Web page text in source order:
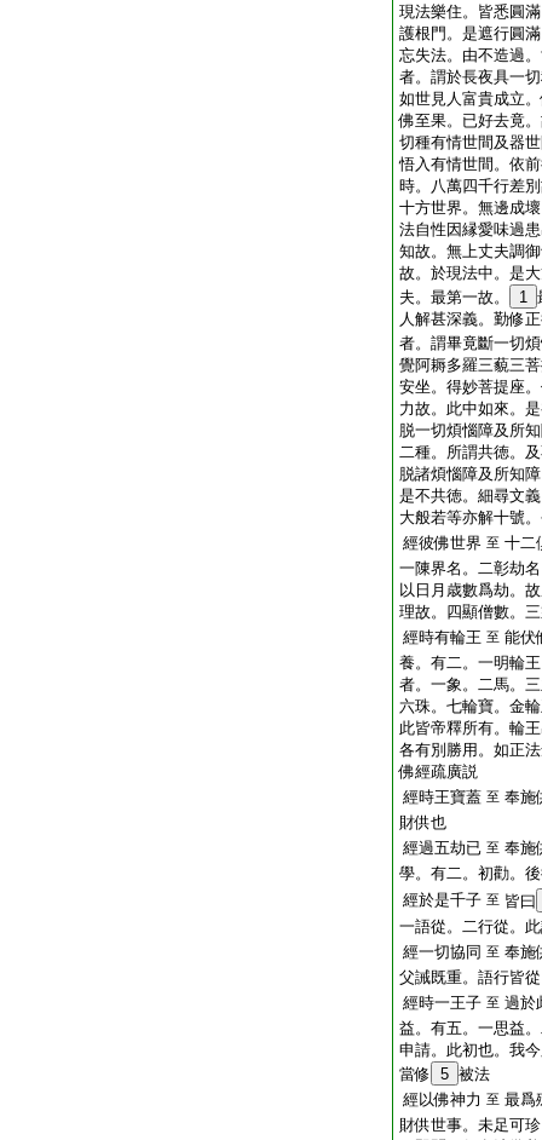
現法樂住。皆悉圓
護根門。是遮行圓
忘失法。由不造過
者。謂於長夜具一
如世見人富貴成立
佛至果。已好去竟
切種有情世間及器
悟入有情世間。依
時。八萬四千行差
十方世界。無邊成
法自性因縁愛味過
知故。無上丈夫調
故。於現法中。是
夫。最第一故。
1
人解甚深義。勤修
者。謂畢竟斷一切
覺阿耨多羅三藐三
安坐。得妙菩提座
力故。此中如來。
脱一切煩惱障及所
二種。所謂共徳。
脱諸煩惱障及所知
是不共徳。細尋文
大般若等亦解十號
經彼佛世界 至 十二
一陳界名。二彰劫
以日月歳數爲劫。
理故。四顯僧數。
經時有輪王 至 能伏
養。有二。一明輪
者。一象。二馬。
六珠。七輪寶。金
此皆帝釋所有。輪
各有別勝用。如正
佛經疏廣説
經時王寶蓋 至 奉施
財供也
經過五劫已 至 奉施
學。有二。初勸。
經於是千子 至 皆曰
一語從。二行從。
經一切協同 至 奉施
父誡既重。語行皆
經時一王子 至 過於
益。有五。一思益
申請。此初也。我
當修 5 被法
經以佛神力 至 最爲
財供世事。未足可